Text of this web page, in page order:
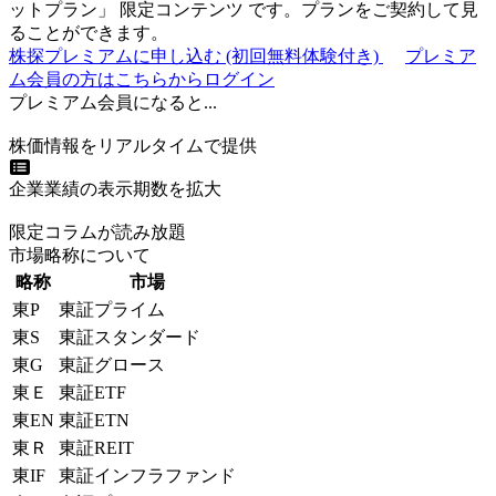
ットプラン 」 限定コンテンツ です。プランをご契約して見
ることができます。
株探プレミアムに申し込む (初回無料体験付き)
プレミア
ム会員の方はこちらからログイン
プレミアム会員になると...
株価情報をリアルタイムで提供
企業業績の表示期数を拡大
限定コラムが読み放題
市場略称について
略称
市場
東P
東証プライム
東S
東証スタンダード
東G
東証グロース
東Ｅ
東証ETF
東EN 東証ETN
東Ｒ
東証REIT
東IF
東証インフラファンド